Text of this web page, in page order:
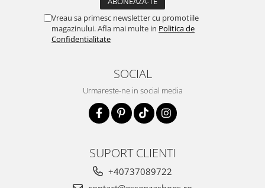
Vreau sa primesc newsletter cu promotiile
magazinului. Afla mai multe in Politica de
Confidentialitate
SOCIAL
Urmareste-ne in social media
SUPORT CLIENTI
+40737089722